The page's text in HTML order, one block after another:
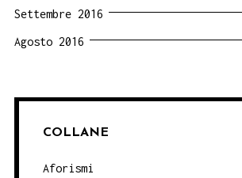
Settembre 2016
Agosto 2016
COLLANE
Aforismi